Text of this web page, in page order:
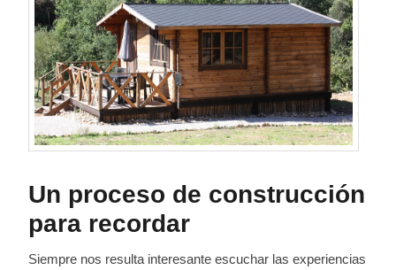
Un proceso de construcción
para recordar
Siempre nos resulta interesante escuchar las experiencias